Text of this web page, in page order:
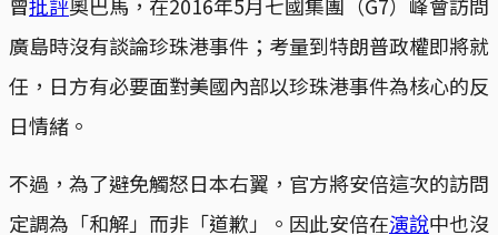
廣島時沒有談論珍珠港事件；考量到特朗普政權即將就
任，日方有必要面對美國內部以珍珠港事件為核心的反
日情緒。
不過，為了避免觸怒日本右翼，官方將安倍這次的訪問
定調為「和解」而非「道歉」。因此安倍在演說中也沒